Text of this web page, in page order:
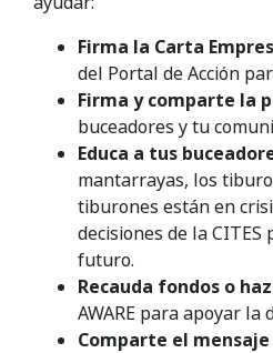
Firma la Carta
del Portal de Acción
Firma y comparte la
buceadores y tu
Educa a tus
mantarrayas, los
tiburones están en
decisiones de la
futuro.
Recauda fondos o
AWARE para apoyar la
Comparte el mensaje